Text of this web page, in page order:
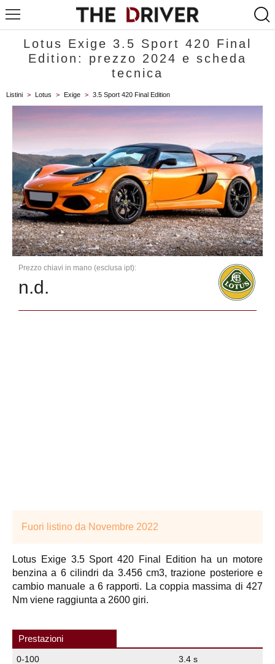
Lotus Exige 3.5 Sport 420 Final
Edition: prezzo 2024 e scheda
tecnica
Listini > Lotus > Exige > 3.5 Sport 420 Final Edition
Prezzo chiavi in mano (esclusa ipt):
n.d.
Fuori listino da Novembre 2022
Lotus Exige 3.5 Sport 420 Final Edition ha un motore
benzina a 6 cilindri da 3.456 cm3, trazione posteriore e
cambio manuale a 6 rapporti. La coppia massima di 427
Nm viene raggiunta a 2600 giri.
Prestazioni
0-100 3.4 s